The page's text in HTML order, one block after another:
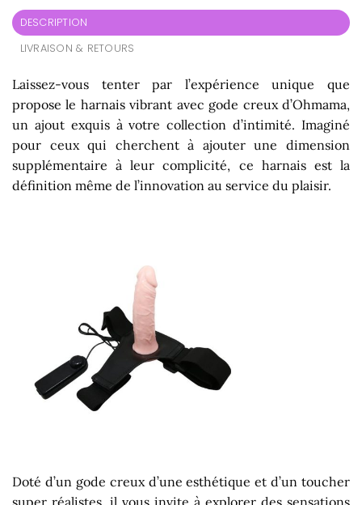
DESCRIPTION
LIVRAISON & RETOURS
Laissez-vous tenter par l’expérience unique que
propose le harnais vibrant avec gode creux d’Ohmama,
un ajout exquis à votre collection d’intimité. Imaginé
pour ceux qui cherchent à ajouter une dimension
supplémentaire à leur complicité, ce harnais est la
définition même de l’innovation au service du plaisir.
Doté d’un gode creux d’une esthétique et d’un toucher